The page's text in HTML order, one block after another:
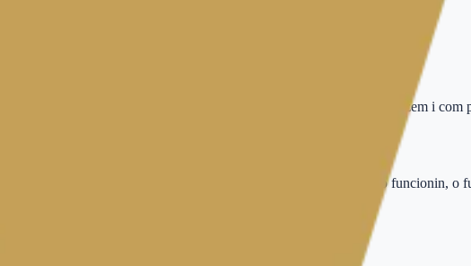
lloc web. Aquesta política explica què són les cookies, com les utilitzem i com
visites un lloc web. S'utilitzen àmpliament perquè els llocs web funcionin, o